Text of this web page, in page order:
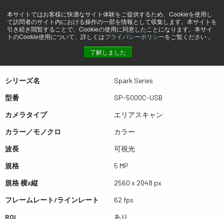
本サイトではお客様に快適なサイト体験をご提供するため、Cookieを使用し
て訪問者のサイト内における操作の一部を情報として収集します。本サイトを
引き続き閲覧することで、Cookieの使用に同意したことになります。本サイ
トのCookie使用について、詳しくはプライバシーポリシーをご覧ください 。
了解しました
プレビュー SP-5000C-USB
表は左右にスワイプできます
シリーズ名
Spark Series
型番
SP-5000C-USB
カメラタイプ
エリアスキャン
カラー／モノクロ
カラー
波長
可視光
規格
5 MP
規格 横x縦
2560 x 2048 px
フレームレート/ラインレート
62 fps
ROI
あり